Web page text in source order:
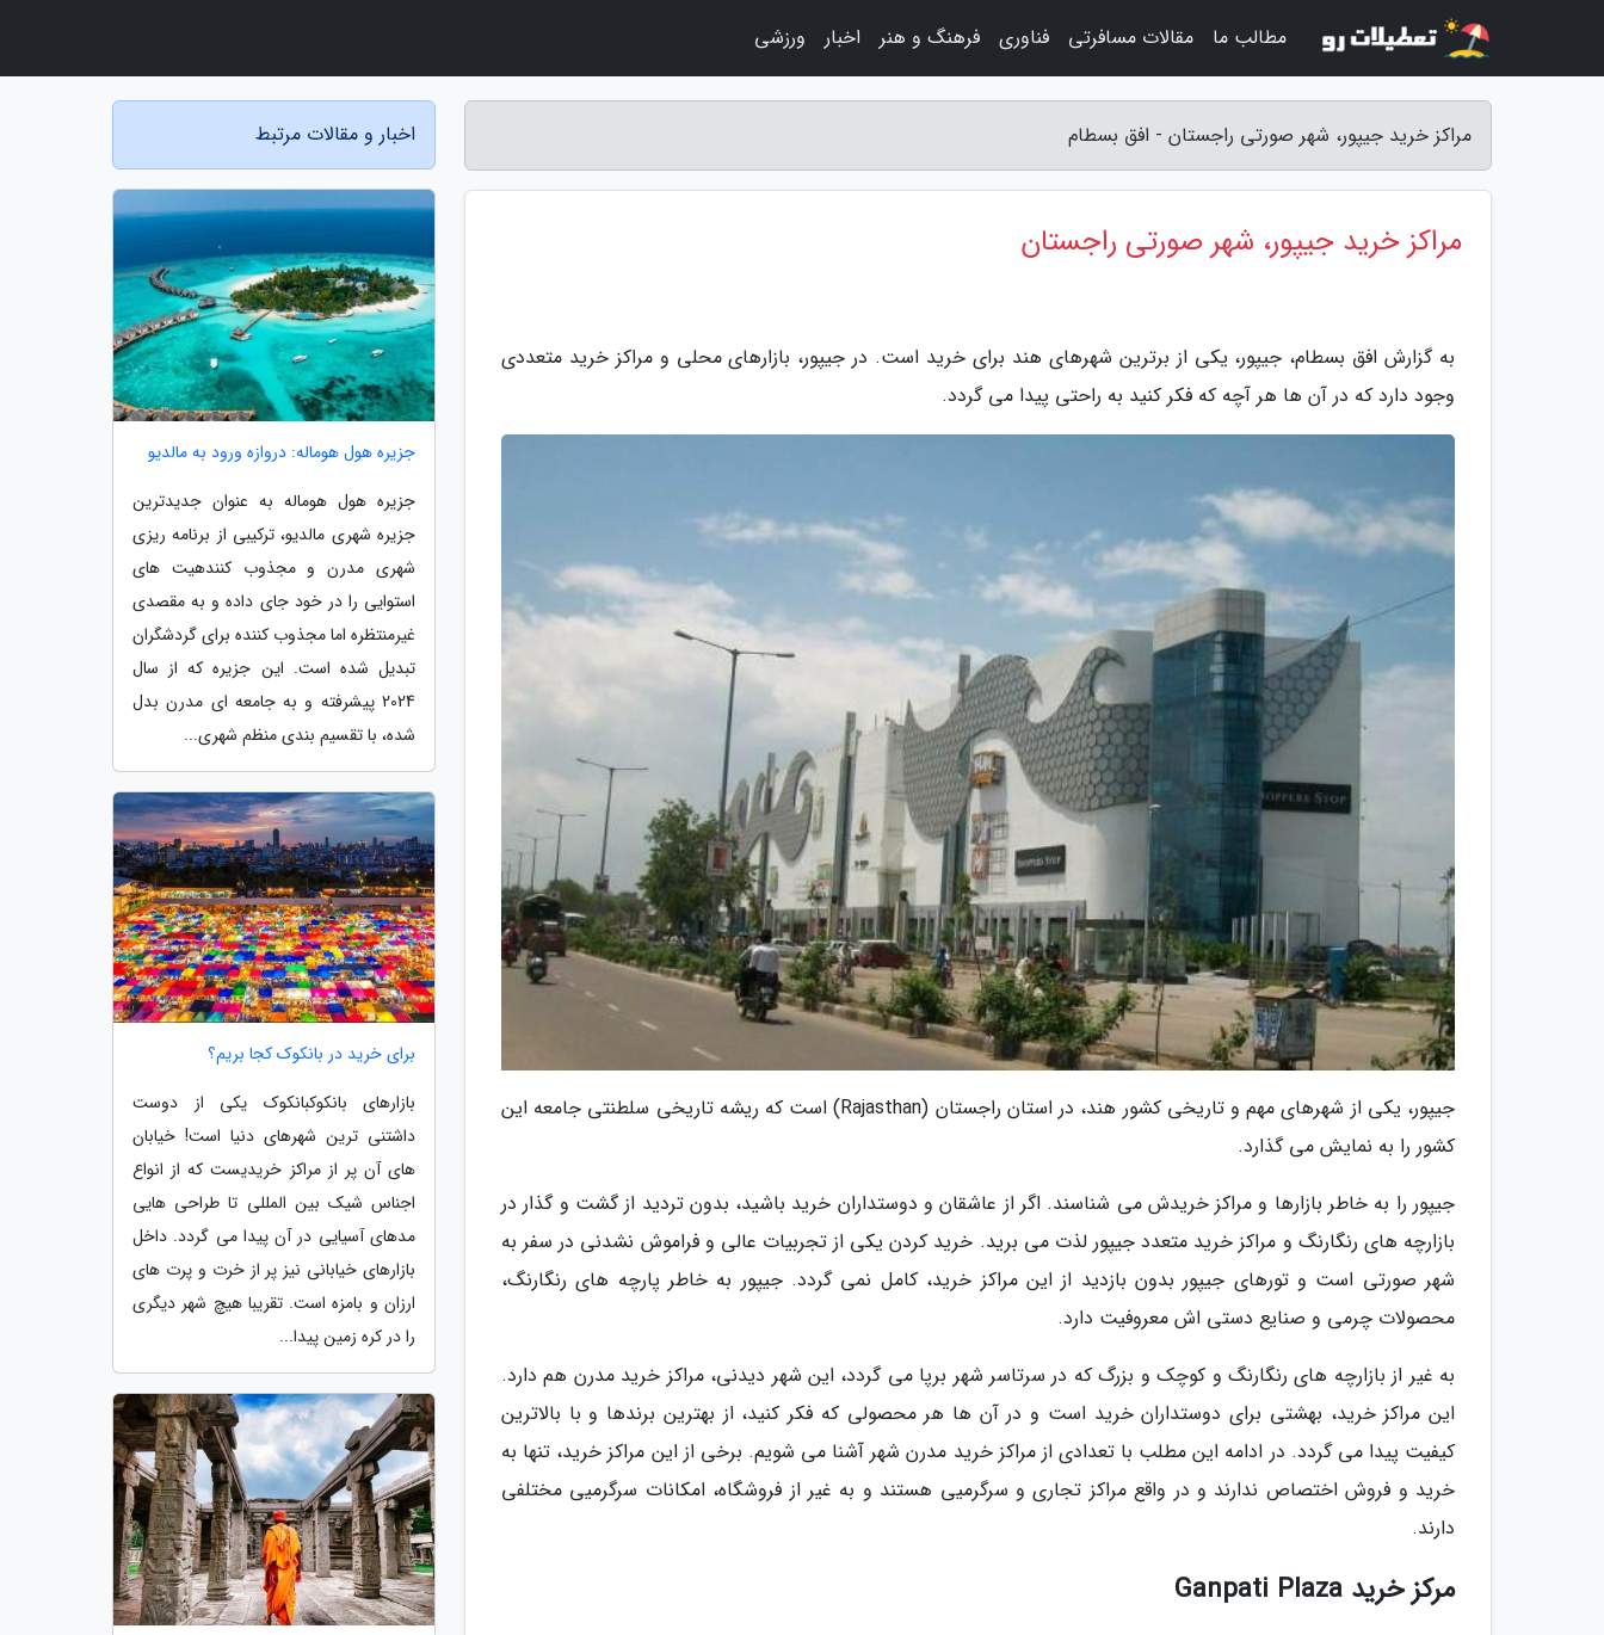
مراکز خرید جیپور، شهر صورتی راجستان - افق بسطام
مراکز خرید جیپور، شهر صورتی راجستان
به گزارش افق بسطام، جیپور، یکی از برترین شهرهای هند برای خرید است. در جیپور، بازارهای محلی و مراکز خرید متعددی
وجود دارد که در آن ها هر آچه که فکر کنید به راحتی پیدا می گردد.
جیپور، یکی از شهرهای مهم و تاریخی کشور هند، در استان راجستان (Rajasthan) است که ریشه تاریخی سلطنتی جامعه این
کشور را به نمایش می گذارد.
جیپور را به خاطر بازارها و مراکز خریدش می شناسند. اگر از عاشقان و دوستداران خرید باشید، بدون تردید از گشت و گذار در
بازارچه های رنگارنگ و مراکز خرید متعدد جیپور لذت می برید. خرید کردن یکی از تجربیات عالی و فراموش نشدنی در سفر به
شهر صورتی است و تورهای جیپور بدون بازدید از این مراکز خرید، کامل نمی گردد. جیپور به خاطر پارچه های رنگارنگ،
محصولات چرمی و صنایع دستی اش معروفیت دارد.
به غیر از بازارچه های رنگارنگ و کوچک و بزرگ که در سرتاسر شهر برپا می گردد، این شهر دیدنی، مراکز خرید مدرن هم دارد.
این مراکز خرید، بهشتی برای دوستداران خرید است و در آن ها هر محصولی که فکر کنید، از بهترین برندها و با بالاترین
کیفیت پیدا می گردد. در ادامه این مطلب با تعدادی از مراکز خرید مدرن شهر آشنا می شویم. برخی از این مراکز خرید، تنها به
خرید و فروش اختصاص ندارند و در واقع مراکز تجاری و سرگرمیی هستند و به غیر از فروشگاه، امکانات سرگرمیی مختلفی
دارند.
مرکز خرید Ganpati Plaza
اخبار و مقالات مرتبط
جزیره هول هوماله: دروازه ورود به مالدیو
جزیره هول هوماله به عنوان جدیدترین
جزیره شهری مالدیو، ترکیبی از برنامه ریزی
شهری مدرن و مجذوب کنندهیت های
استوایی را در خود جای داده و به مقصدی
غیرمنتظره اما مجذوب کننده برای گردشگران
تبدیل شده است. این جزیره که از سال
2024 پیشرفته و به جامعه ای مدرن بدل
شده، با تقسیم بندی منظم شهری...
برای خرید در بانکوک کجا بریم؟
بازارهای بانکوکبانکوک یکی از دوست
داشتنی ترین شهرهای دنیا است! خیابان
های آن پر از مراکز خریدیست که از انواع
اجناس شیک بین المللی تا طراحی هایی
مدهای آسیایی در آن پیدا می گردد. داخل
بازارهای خیابانی نیز پر از خرت و پرت های
ارزان و بامزه است. تقریبا هیچ شهر دیگری
را در کره زمین پیدا...
مطالب ما مقالات مسافرتی فناوری فرهنگ و هنر اخبار ورزشی